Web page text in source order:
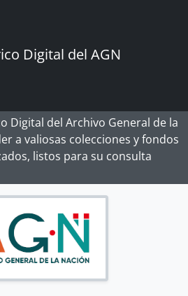
Digital del AGN
Digital del Archivo General de la
a valiosas colecciones y fondos
listos para su consulta
HISTÓRICO
FONDOS INSTITUCIONALES
PROTOCOLOS NOTARIALES
ROSAS SILES
MADALENGOITIA ALBRECHT
PALMA